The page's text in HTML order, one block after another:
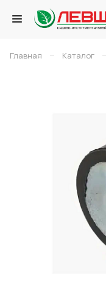
Главная – Каталог –